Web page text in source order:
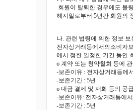
회원이 탈퇴한 경우에도 불
해지일로부터 5년간 회원의
나. 관련 법령에 의한 정보 보
전자상거래등에서의소비자
에서 정한 일정한 기간 동안
o 계약 또는 청약철회 등에
-보존이유 : 전자상거래등에
-보존기간 : 5년
o 대금 결제 및 재화 등의 공
-보존이유: 전자상거래등에
-보존기간 : 5년